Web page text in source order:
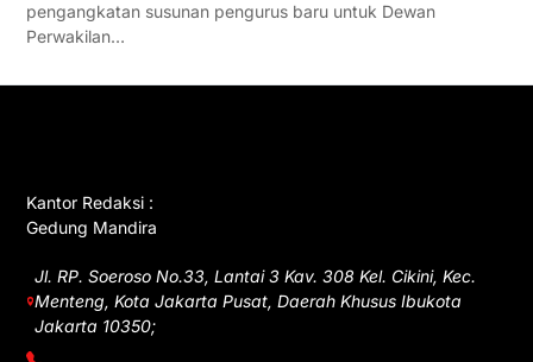
pengangkatan susunan pengurus baru untuk Dewan
Perwakilan…
Kantor Redaksi :
Gedung Mandira
Jl. RP. Soeroso No.33, Lantai 3 Kav. 308 Kel. Cikini, Kec.
Menteng, Kota Jakarta Pusat, Daerah Khusus Ibukota
Jakarta 10350;